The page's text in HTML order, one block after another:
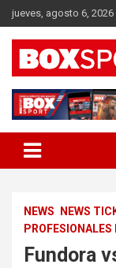
Skip
to
content
jueves, agosto 6, 2026
NEWS
NEWS
Fundora